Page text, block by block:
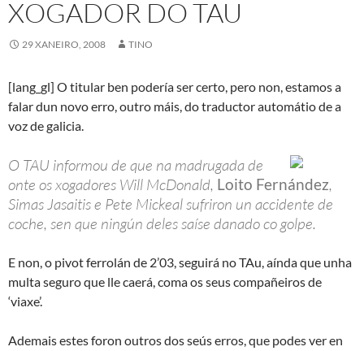
XOGADOR DO TAU
29 XANEIRO, 2008 TINO
[lang_gl] O titular ben podería ser certo, pero non, estamos a
falar dun novo erro, outro máis, do traductor automátio de a
voz de galicia.
O TAU informou de que na madrugada de
onte os xogadores Will McDonald, Loito Fernández,
Simas Jasaitis e Pete Mickeal sufriron un accidente de
coche, sen que ningún deles saíse danado co golpe.
E non, o pivot ferrolán de 2’03, seguirá no TAu, aínda que unha
multa seguro que lle caerá, coma os seus compañeiros de
‘viaxe’.
Ademais estes foron outros dos seús erros, que podes ver en